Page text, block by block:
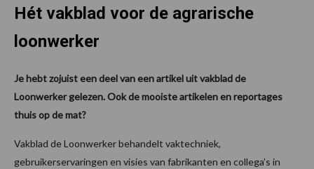
Hét vakblad voor de agrarische
loonwerker
Je hebt zojuist een deel van een artikel uit vakblad de
Loonwerker gelezen. Ook de mooiste artikelen en reportages
thuis op de mat?
Vakblad de Loonwerker behandelt vaktechniek,
gebruikerservaringen en visies van fabrikanten en collega’s in